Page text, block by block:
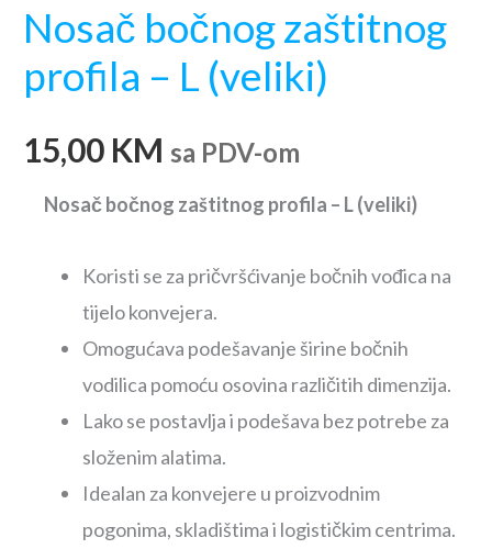
Nosač bočnog zaštitnog
profila – L (veliki)
15,00 KM sa PDV-om
Nosač bočnog zaštitnog profila – L (veliki)
Koristi se za pričvršćivanje bočnih vođica na
tijelo konvejera.
Omogućava podešavanje širine bočnih
vodilica pomoću osovina različitih dimenzija.
Lako se postavlja i podešava bez potrebe za
složenim alatima.
Idealan za konvejere u proizvodnim
pogonima, skladištima i logističkim centrima.